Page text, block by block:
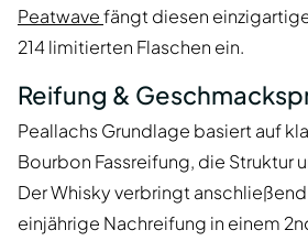
Peatwavefängt diesen
214 limitierten Flaschen ein.
Reifung &
Peallachs Grundlage basiert auf
Bourbon Fassreifung, die Struktur
Der Whisky verbringt
einjährige Nachreifung in einem